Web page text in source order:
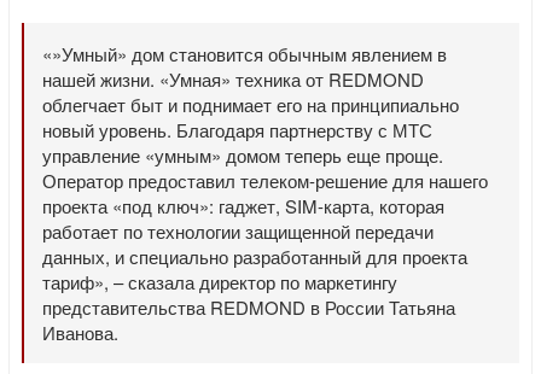
«»Умный» дом становится обычным явлением в
нашей жизни. «Умная» техника от REDMOND
облегчает быт и поднимает его на принципиально
новый уровень. Благодаря партнерству с МТС
управление «умным» домом теперь еще проще.
Оператор предоставил телеком-решение для нашего
проекта «под ключ»: гаджет, SIM-карта, которая
работает по технологии защищенной передачи
данных, и специально разработанный для проекта
тариф», – сказала директор по маркетингу
представительства REDMOND в России Татьяна
Иванова.